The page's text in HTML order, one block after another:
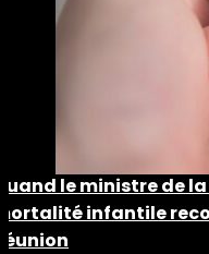
le ministre de
infantile